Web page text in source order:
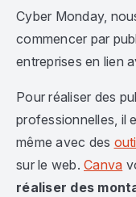
Cyber Monday,
commencer par
entreprises en lien
Pour réaliser des
professionnelles, il
même avec des
sur le web. Canva
réaliser des